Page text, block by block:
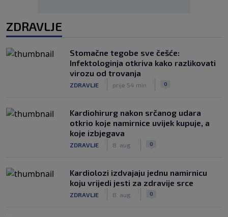
ZDRAVLJE
Stomačne tegobe sve češće:
Infektologinja otkriva kako razlikovati
virozu od trovanja
ZDRAVLJE prije 54 min 0
Kardiohirurg nakon srčanog udara
otkrio koje namirnice uvijek kupuje, a
koje izbjegava
ZDRAVLJE 8. aug. 0
Kardiolozi izdvajaju jednu namirnicu
koju vrijedi jesti za zdravije srce
ZDRAVLJE 8. aug. 0